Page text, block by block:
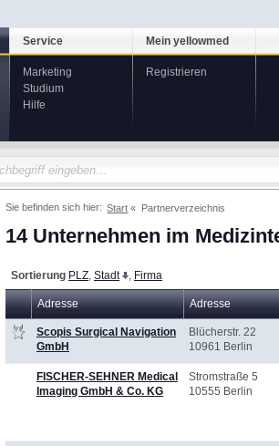
Service
Marketing
Studium
Hilfe
Mein yellowmed
Registrieren
Sie befinden sich hier: Start Partnerverzeichnis
14 Unternehmen im
Sortierung PLZ Stadt Firma
Adresse Adresse
Scopis Surgical Navigation
GmbH
Blücherstr. 22
10961 Berlin
FISCHER-SEHNER Medical
Imaging GmbH & Co. KG
Stromstraße 5
10555 Berlin